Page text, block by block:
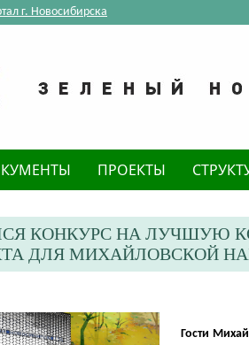
г. Новосибирска
ПРОЕКТЫ
КОНКУРС НА ЛУЧШУЮ
ДЛЯ МИХАЙЛОВСКОЙ
Гости